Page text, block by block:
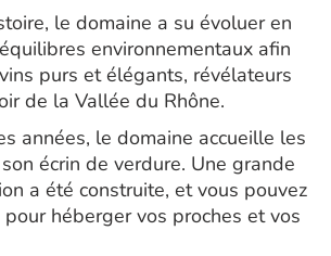
le domaine a su évoluer en
environnementaux afin
purs et élégants, révélateurs
de la Vallée du Rhône.
années, le domaine accueille les
écrin de verdure. Une grande
a été construite, et vous pouvez
héberger vos proches et vos